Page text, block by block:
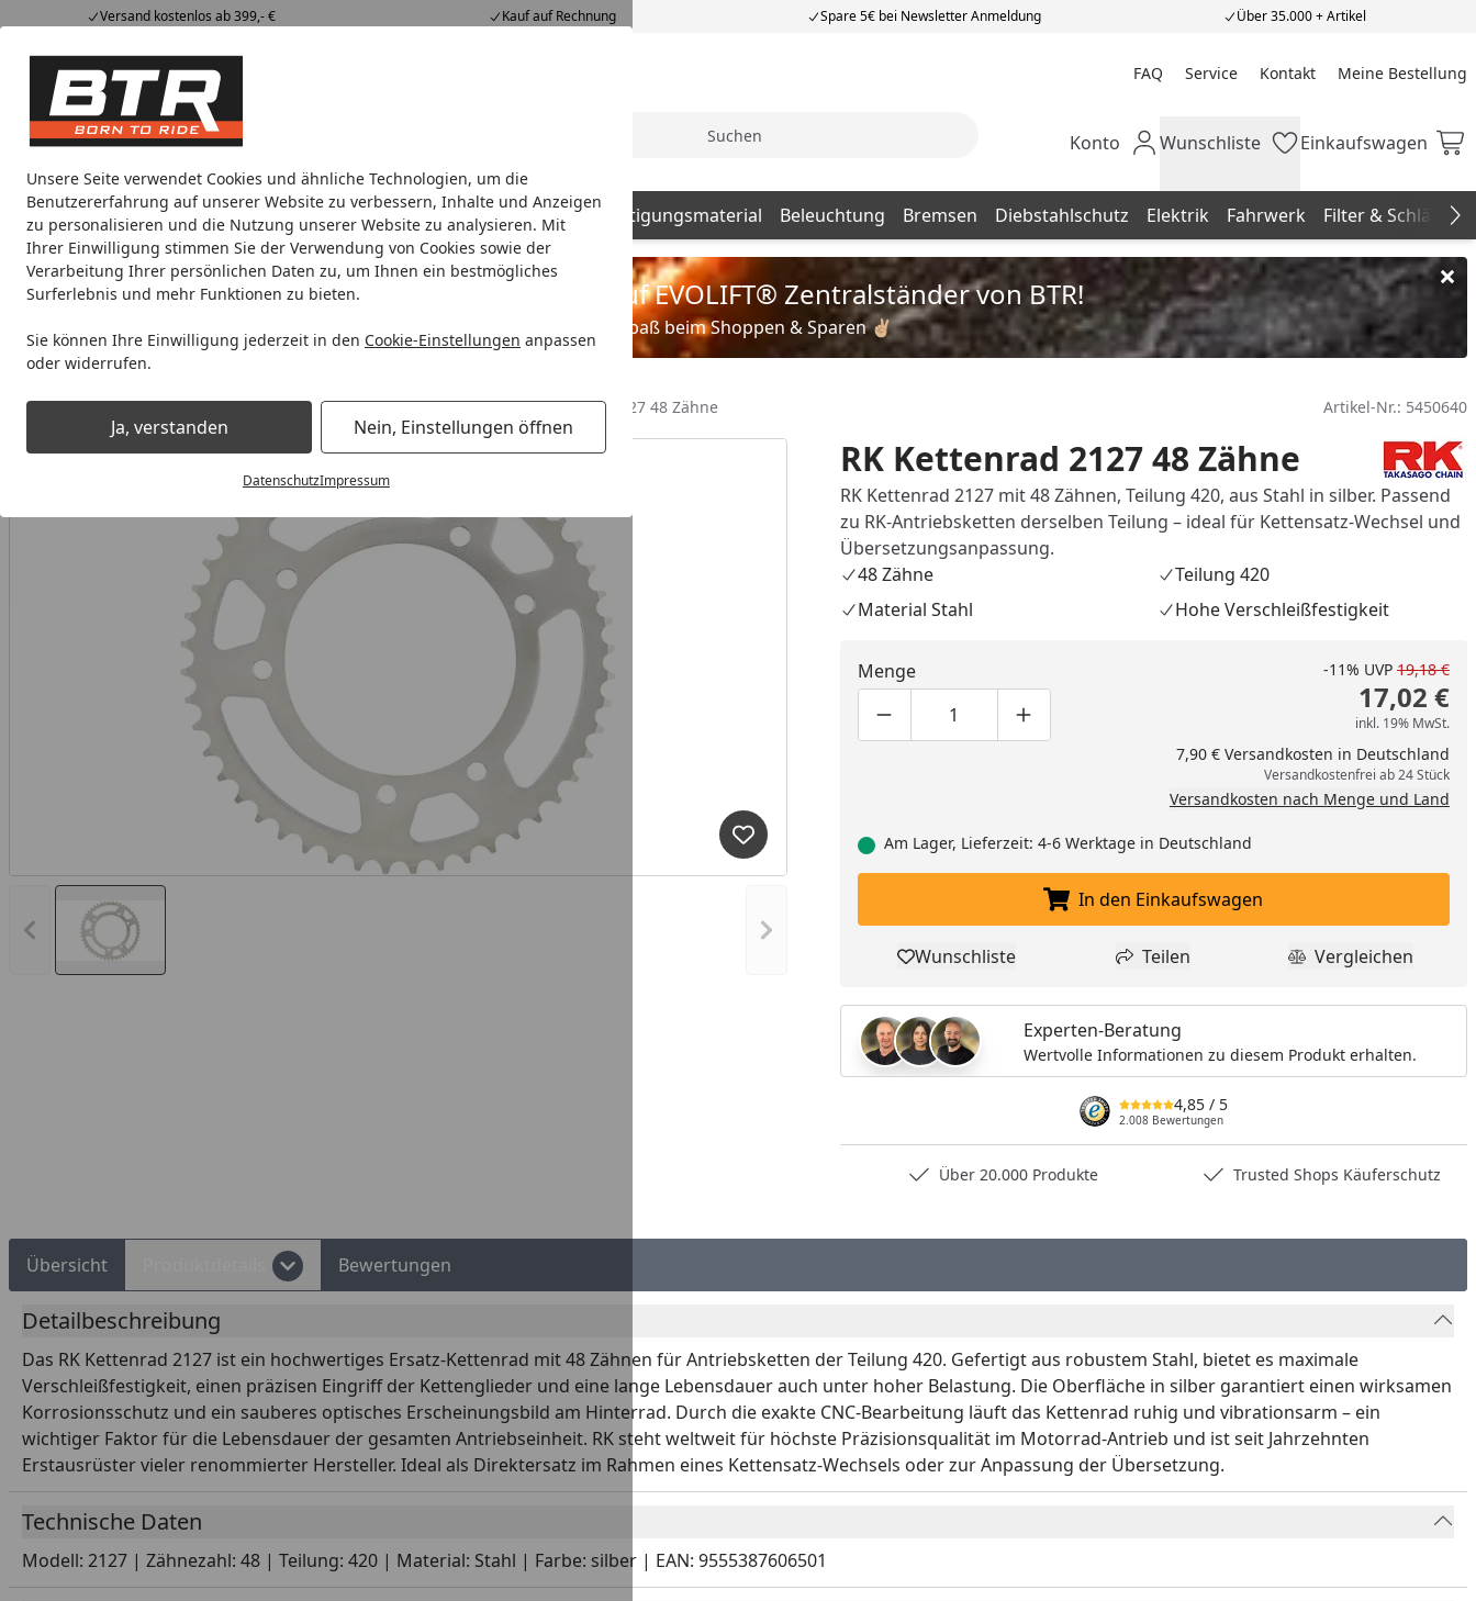
Unsere Seite verwendet Cookies und ähnliche Technologien, um die
Benutzererfahrung auf unserer Website zu verbessern, Inhalte und Anzeigen
zu personalisieren und die Nutzung unserer Website zu analysieren. Mit
Ihrer Einwilligung stimmen Sie der Verwendung von Cookies sowie der
Verarbeitung Ihrer persönlichen Daten zu, um Ihnen ein bestmögliches
Surferlebnis und mehr Funktionen zu bieten.
Sie können Ihre Einwilligung jederzeit in den Cookie-Einstellungen anpassen
oder widerrufen.
Ja, verstanden Nein, Einstellungen öffnen
DatenschutzImpressum
Versand kostenlos ab 399,- € Kauf auf Rechnung Spare 5€ bei Newsletter Anmeldung Über 35.000 + Artikel
Hotline07051 / 9 222 5959
Mi-Fr. 8-12 Uhr FAQ Service Kontakt Meine Bestellung
Meine Bestellung
Alle Produkte
Alle ProdukteMarken Mein Konto
Konto Wunschliste
Wunschliste Einkaufswagen
Einkaufswagen
Motorradteile & Ersatzteile Anbauteile Auspuff Batterien Befestigungsmaterial Beleuchtung Bremsen Diebstahlschutz Elektrik Fahrwerk Filter & Schläuche
Noch 18 Stunden und 50 Minuten
Spare bis zu 35% auf EVOLIFT® Zentralständer von BTR!
Viel Spaß beim Shoppen & Sparen ✌🏼
Motorradteile & Ersatzteile Kraftübertragung Kettenrad RK Kettenrad 2127 48 Zähne Artikel-Nr.: 5450640
Vorheriges Bild anzeigen Nächstes Bild anzeigen
Produkt zur Wunschliste hinzufügen
RK Kettenrad 2127 48 Zähne
RK Kettenrad 2127 mit 48 Zähnen, Teilung 420, aus Stahl in silber. Passend
zu RK-Antriebsketten derselben Teilung – ideal für Kettensatz-Wechsel und
Übersetzungsanpassung.
48 Zähne
Teilung 420
Material Stahl
Hohe Verschleißfestigkeit
Menge
Produktmenge um eins verringern
Produktmenge manuell eingeben
Produktmenge um eins erhöhen
-11% UVP 19,18 €
17,02 €
inkl. 19% MwSt.
7,90 € Versandkosten in Deutschland
Versandkostenfrei ab 24 Stück
Versandkosten nach Menge und Land
Am Lager, Lieferzeit: 4-6 Werktage in Deutschland
In den Einkaufswagen legen
In den Einkaufswagen
Produkt zur Wunschliste hinzufügen
Wunschliste Teilen
Teilen Produkt
Vergleichen
Experten-Beratung
Wertvolle Informationen zu diesem Produkt erhalten.
4,85 / 5
2.008 Bewertungen
Über 20.000 Produkte Trusted Shops Käuferschutz
Übersicht Bewertungen
Detailbeschreibung
Das RK Kettenrad 2127 ist ein hochwertiges Ersatz-Kettenrad mit 48 Zähnen für Antriebsketten der Teilung 420. Gefertigt aus robustem Stahl, bietet es maximale
Verschleißfestigkeit, einen präzisen Eingriff der Kettenglieder und eine lange Lebensdauer auch unter hoher Belastung. Die Oberfläche in silber garantiert einen wirksamen
Korrosionsschutz und ein sauberes optisches Erscheinungsbild am Hinterrad. Durch die exakte CNC-Bearbeitung läuft das Kettenrad ruhig und vibrationsarm – ein
wichtiger Faktor für die Lebensdauer der gesamten Antriebseinheit. RK steht weltweit für höchste Präzisionsqualität im Motorrad-Antrieb und ist seit Jahrzehnten
Erstausrüster vieler renommierter Hersteller. Ideal als Direktersatz im Rahmen eines Kettensatz-Wechsels oder zur Anpassung der Übersetzung.
Technische Daten
Modell: 2127 | Zähnezahl: 48 | Teilung: 420 | Material: Stahl | Farbe: silber | EAN: 9555387606501